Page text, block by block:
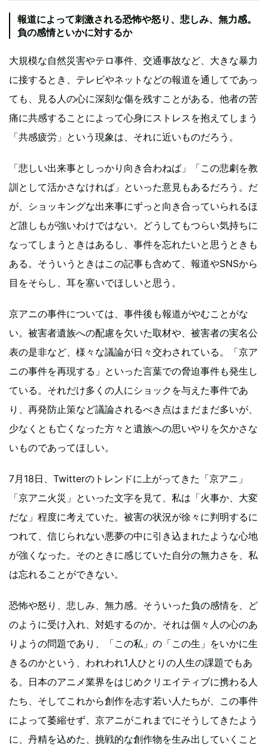
報道によって刺激される恐怖や怒り、悲しみ、無力感。
負の感情といかに対するか
大規模な自然災害やテロ事件、交通事故など、大きな暴力
に接するとき、テレビやネットなどの報道を通してであっ
ても、見る人の心に深刻な傷を残すことがある。他者の苦
痛に共感することによって心身にストレスを抱えてしまう
「共感疲労」という現象は、それに近いものだろう。
「悲しい出来事としっかり向き合わねば」「この悲劇を教
訓として活かさなければ」といった意見もあるだろう。だ
が、ショッキングな出来事にずっと向き合っていられるほ
ど誰しもが強いわけではない。どうしてもつらい気持ちに
なってしまうときはあるし、事件を忘れたいと思うときも
ある。そういうときはこの記事も含めて、報道やSNSから
目をそらし、耳を塞いでほしいと思う。
京アニの事件については、事件後も報道がやむことがな
い。被害者遺族への配慮を欠いた取材や、被害者の実名公
表の是非など、様々な議論が日々交わされている。「京ア
ニの事件を再現する」といった言葉での脅迫事件も発生し
ている。それだけ多くの人にショックを与えた事件であ
り、再発防止策など議論されるべき点はまだまだ多いが、
少なくとも亡くなった方々と遺族への思いやりを欠かさな
いものであってほしい。
7月18日、Twitterのトレンドに上がってきた「京アニ」
「京アニ火災」といった文字を見て、私は「火事か、大変
だな」程度に考えていた。被害の状況が徐々に判明するに
つれて、信じられない悪夢の中に引き込まれたような心地
が強くなった。そのときに感じていた自分の無力さを、私
は忘れることができない。
恐怖や怒り、悲しみ、無力感。そういった負の感情を、ど
のように受け入れ、対処するのか。それは個々人の心のあ
りようの問題であり、「この私」の「この生」をいかに生
きるのかという、われわれ1人ひとりの人生の課題でもあ
る。日本のアニメ業界をはじめクリエイティブに携わる人
たち、そしてこれから創作を志す若い人たちが、この事件
によって萎縮せず、京アニがこれまでにそうしてきたよう
に、丹精を込めた、挑戦的な創作物を生み出していくこと